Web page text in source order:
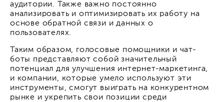
аудитории. Также важно постоянно
анализировать и оптимизировать их работу на
основе обратной связи и данных о
пользователях.
Таким образом, голосовые помощники и чат-
боты представляют собой значительный
потенциал для улучшения интернет-маркетинга,
и компании, которые умело используют эти
инструменты, смогут выиграть на конкурентном
рынке и укрепить свои позиции среди